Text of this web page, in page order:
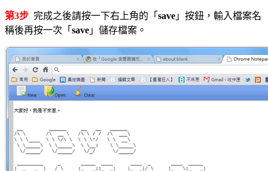
第3步 完成之後請按一下右上角的「 save 」按鈕，輸入檔案名
稱後再按一次「 save 」儲存檔案。